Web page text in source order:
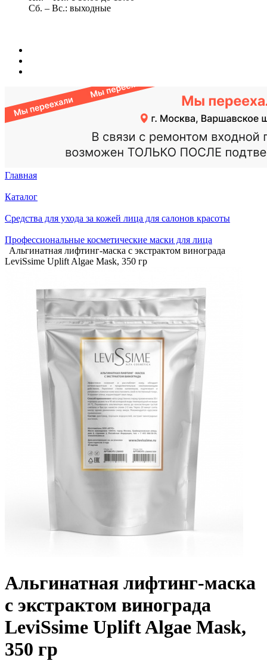
Сб. – Вс.: выходные
Главная
Каталог
Средства для ухода за кожей лица для салонов красоты
Профессиональные косметические маски для лица
Альгинатная лифтинг-маска с экстрактом винограда
LeviSsime Uplift Algae Mask, 350 гр
Альгинатная лифтинг-маска
с экстрактом винограда
LeviSsime Uplift Algae Mask,
350 гр